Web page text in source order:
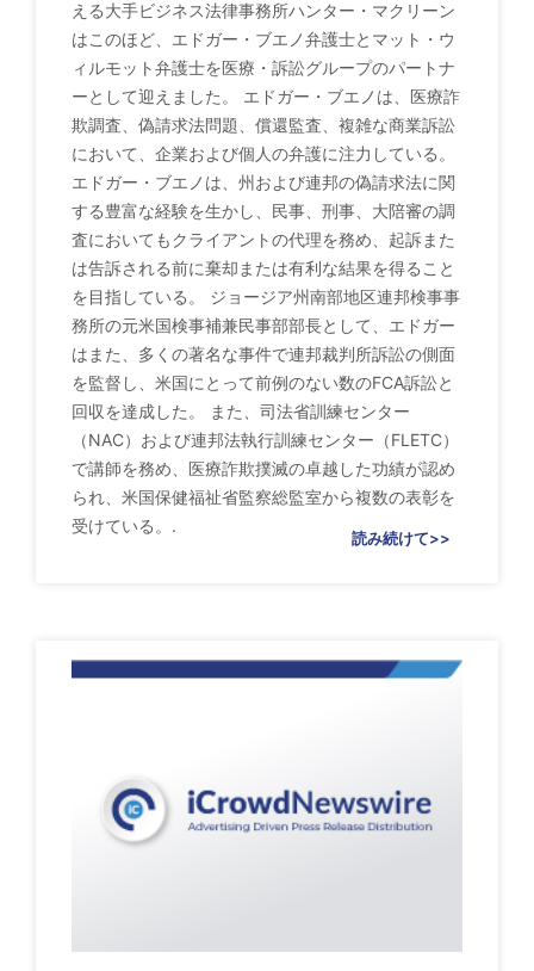
える大手ビジネス法律事務所ハンター・マクリーン
はこのほど、エドガー・ブエノ弁護士とマット・ウ
ィルモット弁護士を医療・訴訟グループのパートナ
ーとして迎えました。 エドガー・ブエノは、医療詐
欺調査、偽請求法問題、償還監査、複雑な商業訴訟
において、企業および個人の弁護に注力している。
エドガー・ブエノは、州および連邦の偽請求法に関
する豊富な経験を生かし、民事、刑事、大陪審の調
査においてもクライアントの代理を務め、起訴また
は告訴される前に棄却または有利な結果を得ること
を目指している。 ジョージア州南部地区連邦検事事
務所の元米国検事補兼民事部部長として、エドガー
はまた、多くの著名な事件で連邦裁判所訴訟の側面
を監督し、米国にとって前例のない数のFCA訴訟と
回収を達成した。 また、司法省訓練センター
（NAC）および連邦法執行訓練センター（FLETC）
で講師を務め、医療詐欺撲滅の卓越した功績が認め
られ、米国保健福祉省監察総監室から複数の表彰を
受けている。.
読み続けて>>